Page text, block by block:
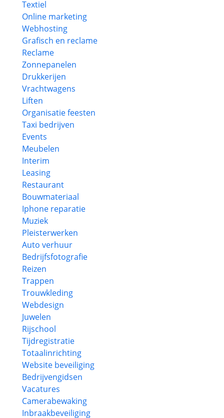
Textiel
Online marketing
Webhosting
Grafisch en reclame
Reclame
Zonnepanelen
Drukkerijen
Vrachtwagens
Liften
Organisatie feesten
Taxi bedrijven
Events
Meubelen
Interim
Leasing
Restaurant
Bouwmateriaal
Iphone reparatie
Muziek
Pleisterwerken
Auto verhuur
Bedrijfsfotografie
Reizen
Trappen
Trouwkleding
Webdesign
Juwelen
Rijschool
Tijdregistratie
Totaalinrichting
Website beveiliging
Bedrijvengidsen
Vacatures
Camerabewaking
Inbraakbeveiliging